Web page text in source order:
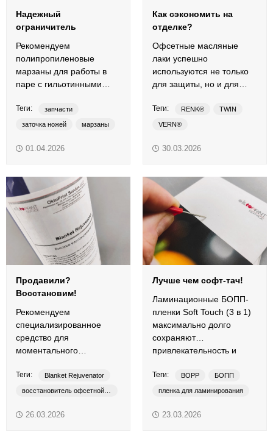
Надежный
ограничитель
Рекомендуем
полипропиленовые
марзаны для работы в
паре с гильотинными
TCT ножами.
Теги: запчасти
заточка ножей марзаны
01.04.2026
Как сэкономить на
отделке?
Офсетные масляные
лаки успешно
используются не только
для защиты, но и для
продукции.
Теги: RENK® TWIN
VERN®
офсетный лак
печатный лак
30.03.2026
Продавили?
Восстановим!
Рекомендуем
специализированное
средство для
моментального
поверхности офсетной
резины после продава.
Теги: Blanket Rejuvenator
26.03.2026
Лучше чем софт-тач!
Ламинационные БОПП-
пленки Soft Touch (3 в 1)
максимально долго
сохраняют
привлекательность и
печатной продукции.
Теги: BOPP БОПП
пленка для ламинирования
23.03.2026